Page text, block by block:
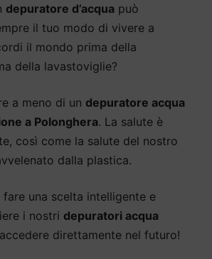
depuratore d’acqua può
il tuo modo di vivere a
il mondo prima della
della lavastoviglie?
a meno di un depuratore acqua
a Polonghera. La salute è
così come la salute del nostro
dalla plastica.
fare una scelta intelligente e
i nostri depuratori acqua
direttamente nel futuro!